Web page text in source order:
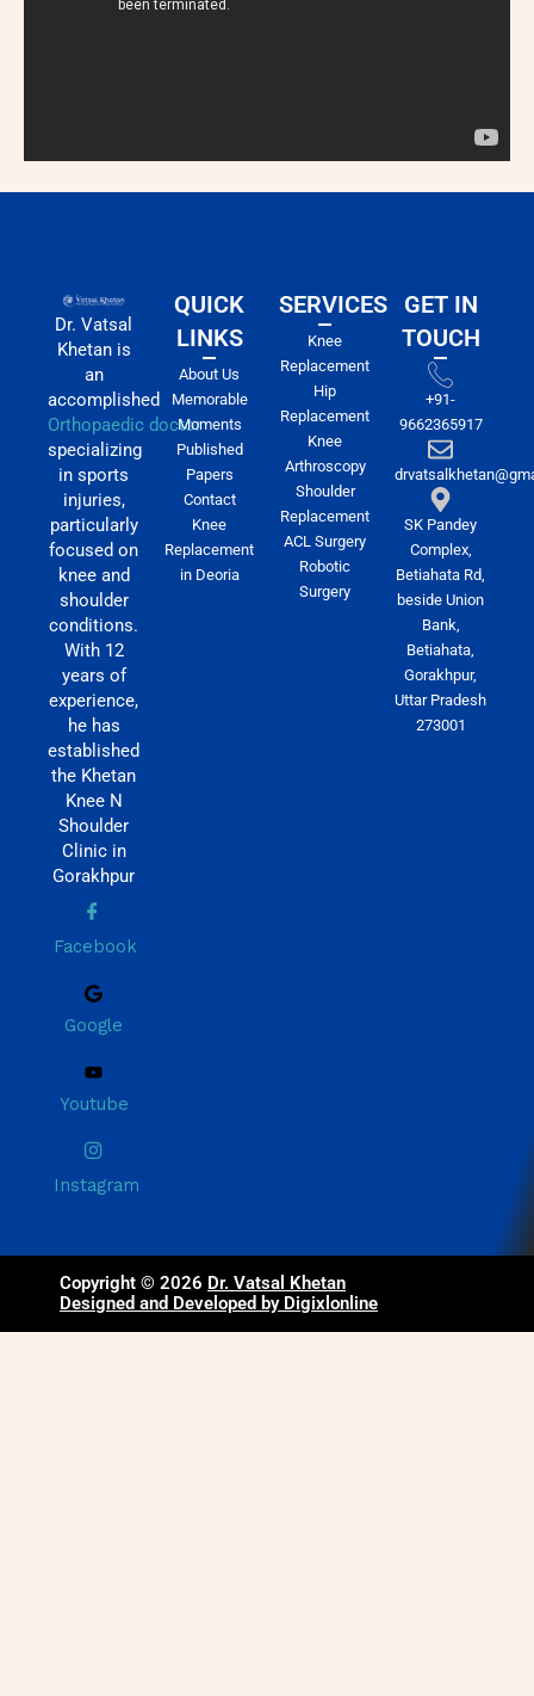
Dr. Vatsal
Khetan is
an
accomplished
Orthopaedic doctor
specializing
in sports
injuries,
particularly
focused on
knee and
shoulder
conditions.
With 12
years of
experience,
he has
established
the Khetan
Knee N
Shoulder
Clinic in
Gorakhpur
Facebook
Google
Youtube
Instagram
QUICK
LINKS
About Us
Memorable
Moments
Published
Papers
Contact
Knee
Replacement
in Deoria
SERVICES
Knee
Replacement
Hip
Replacement
Knee
Arthroscopy
Shoulder
Replacement
ACL Surgery
Robotic
Surgery
GET IN
TOUCH
+91-
9662365917
SK Pandey
Complex,
Betiahata Rd,
beside Union
Bank,
Betiahata,
Gorakhpur,
Uttar Pradesh
273001
Copyright © 2026 Dr. Vatsal Khetan
Designed and Developed by Digixlonline